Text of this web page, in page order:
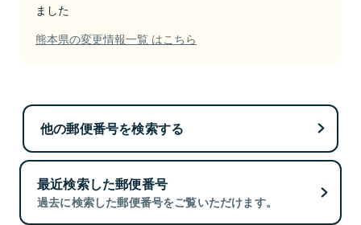
ました
熊本県の変更情報一覧 はこちら
他の郵便番号を検索する
最近検索した郵便番号
過去に検索した郵便番号をご覧いただけます。